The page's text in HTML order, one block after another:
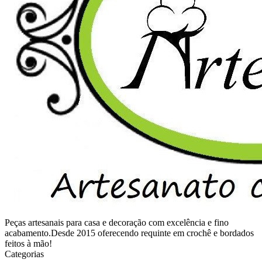
Peças artesanais para casa e decoração com excelência e fino
acabamento.Desde 2015 oferecendo requinte em crochê e bordados
feitos à mão!
Categorias